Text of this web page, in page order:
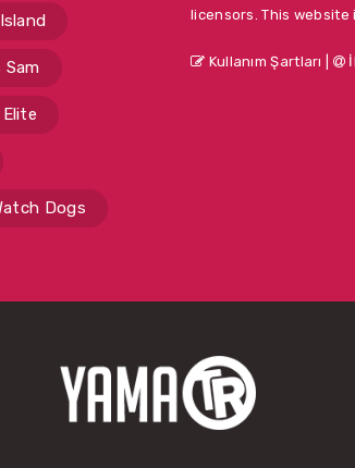
Sam
Dogs
licensors. This
Kullanım Şartları